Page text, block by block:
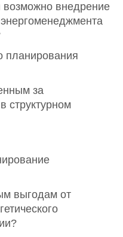
возможно внедрение
планирования
за
структурном
выгодам от